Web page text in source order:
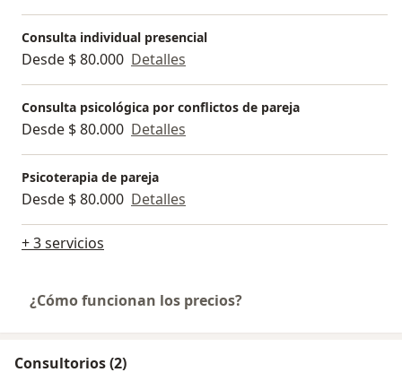
Consulta individual presencial
Desde $ 80.000 Detalles
Consulta psicológica por conflictos de pareja
Desde $ 80.000 Detalles
Psicoterapia de pareja
Desde $ 80.000 Detalles
+ 3 servicios
¿Cómo funcionan los precios?
Consultorios (2)